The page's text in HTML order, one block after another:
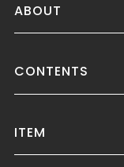
ABOUT
CONTENTS
ITEM